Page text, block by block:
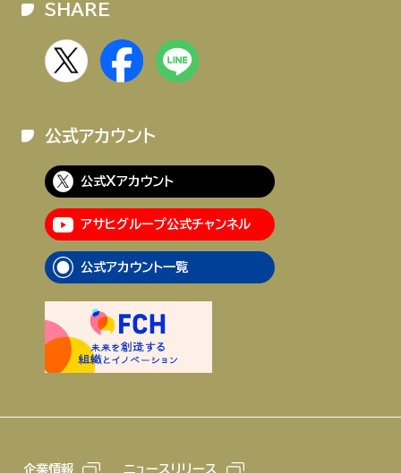
SHARE
公式アカウント
公式Xアカウント
アサヒグループ公式チャンネル
公式アカウント一覧
企業情報 ニュースリリース